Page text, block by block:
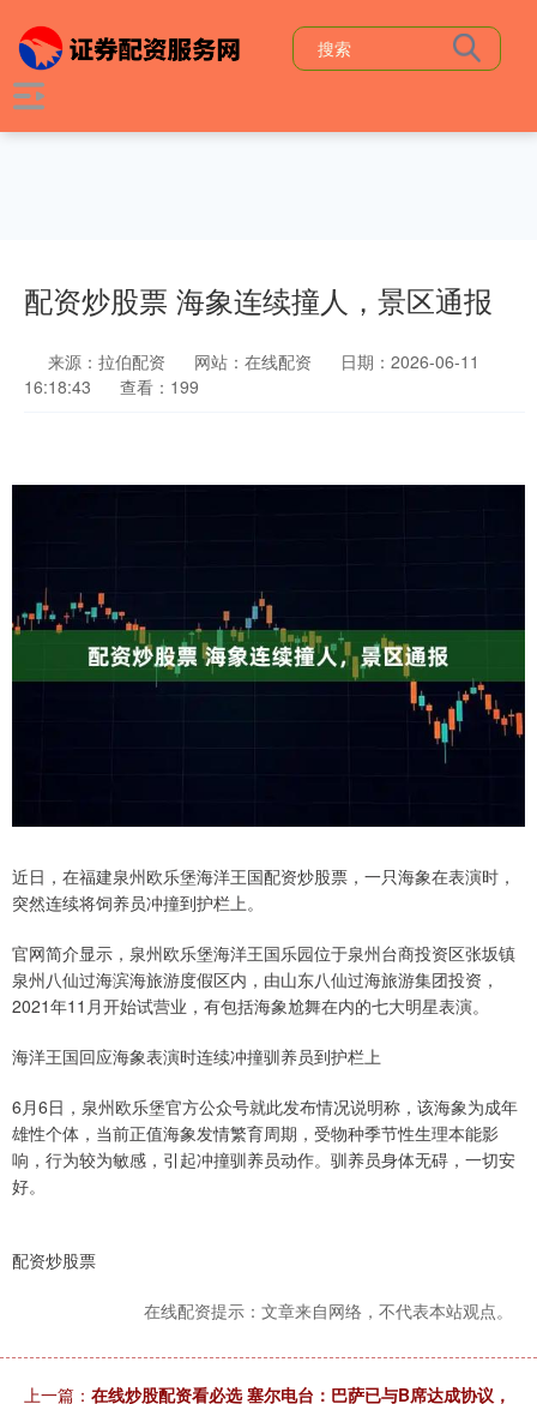
配资炒股票 海象连续撞人，景区通报
来源：拉伯配资 网站：在线配资
日期：2026-06-11
16:18:43
查看：199
近日，在福建泉州欧乐堡海洋王国配资炒股票，一只海象在表演时，
突然连续将饲养员冲撞到护栏上。
官网简介显示，泉州欧乐堡海洋王国乐园位于泉州台商投资区张坂镇
泉州八仙过海滨海旅游度假区内，由山东八仙过海旅游集团投资，
2021年11月开始试营业，有包括海象尬舞在内的七大明星表演。
海洋王国回应海象表演时连续冲撞驯养员到护栏上
6月6日，泉州欧乐堡官方公众号就此发布情况说明称，该海象为成年
雄性个体，当前正值海象发情繁育周期，受物种季节性生理本能影
响，行为较为敏感，引起冲撞驯养员动作。驯养员身体无碍，一切安
好。
配资炒股票
在线配资提示：文章来自网络，不代表本站观点。
上一篇： 在线炒股配资看必选 塞尔电台：巴萨已与B席达成协议，